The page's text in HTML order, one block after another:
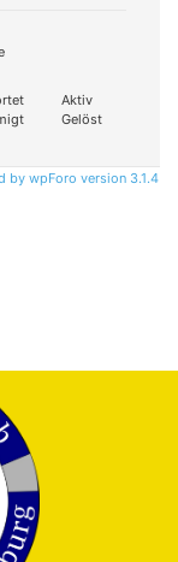
Aktiv
Gelöst
by wpForo version 3.1.4